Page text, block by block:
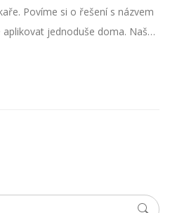
Povíme si o řešení s názvem
jednoduše doma. Naše
všechno funguje a jaké případné